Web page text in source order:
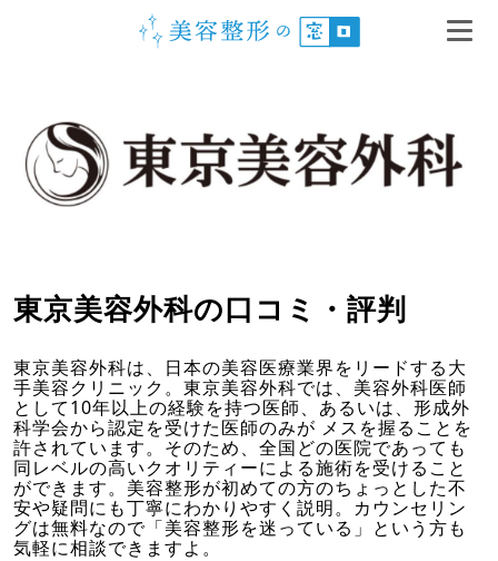
東京美容外科の口コミ・評判
東京美容外科は、日本の美容医療業界をリードする大
手美容クリニック。東京美容外科では、美容外科医師
として10年以上の経験を持つ医師、あるいは、形成外
科学会から認定を受けた医師のみが メスを握ることを
許されています。そのため、全国どの医院であっても
同レベルの高いクオリティーによる施術を受けること
ができます。美容整形が初めての方のちょっとした不
安や疑問にも丁寧にわかりやすく説明。カウンセリン
グは無料なので「美容整形を迷っている」という方も
気軽に相談できますよ。